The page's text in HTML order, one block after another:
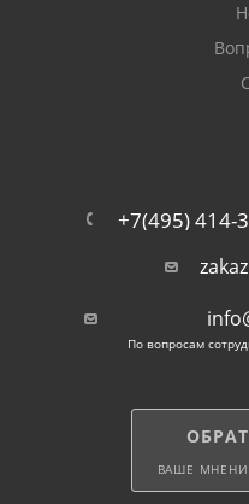
+7(495) 414-
По вопросам
ВАШЕ